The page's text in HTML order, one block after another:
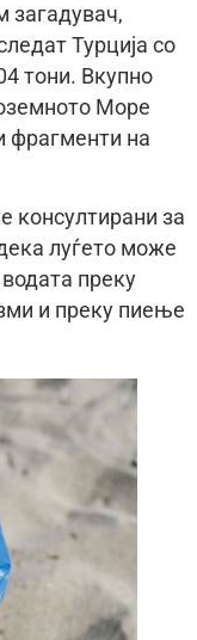
загадувач,
Турција со
тони. Вкупно
Море
фрагменти на
консултирани за
луѓето може
преку
и преку пиење